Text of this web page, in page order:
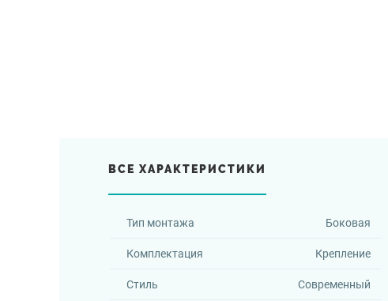
ВСЕ ХАРАКТЕРИСТИКИ
Тип монтажа Боковая
Комплектация Крепление
Стиль Современный